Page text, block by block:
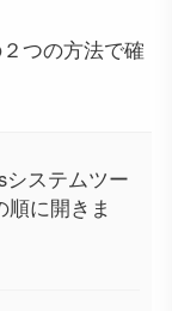
つの方法で確
システムツー
に開きま